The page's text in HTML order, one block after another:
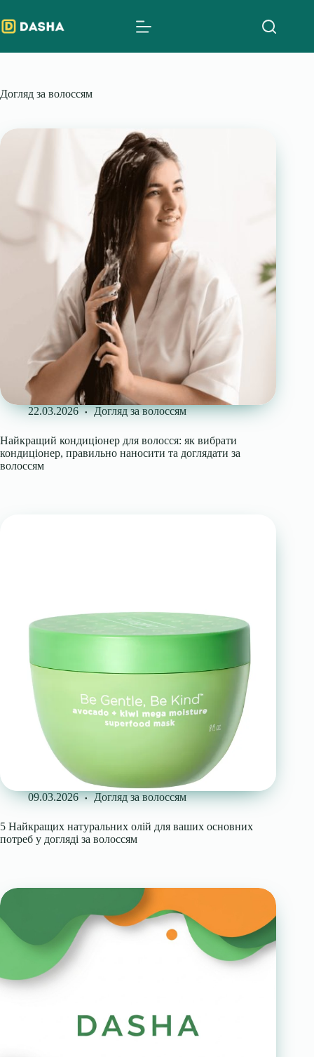
to
content
Догляд за волоссям
22.03.2026 Догляд за волоссям
Найкращий кондиціонер для волосся: як вибрати
кондиціонер, правильно наносити та доглядати за
волоссям
09.03.2026 Догляд за волоссям
5 Найкращих натуральних олій для ваших основних
потреб у догляді за волоссям